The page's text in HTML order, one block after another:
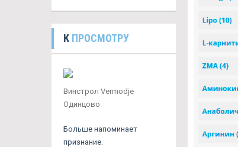
К ПРОСМОТРУ
Винстрол Vermodje
Одинцово
Больше напоминает
признание.